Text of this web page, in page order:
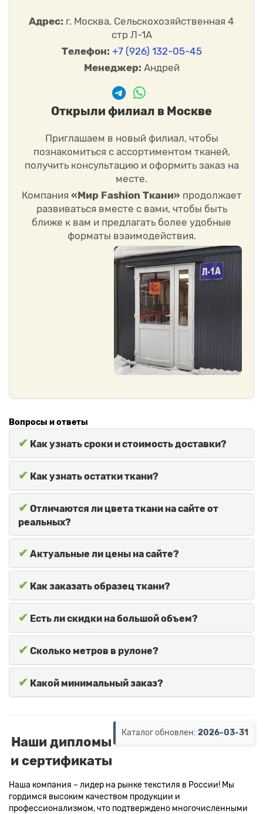
Адрес: г. Москва, Сельскохозяйственная 4
стр Л-1А
Телефон: +7 (926) 132-05-45
Менеджер: Андрей
Открыли филиал в Москве
Приглашаем в новый филиал, чтобы
познакомиться с ассортиментом тканей,
получить консультацию и оформить заказ на
месте.
Компания «Мир Fashion Ткани» продолжает
развиваться вместе с вами, чтобы быть
ближе к вам и предлагать более удобные
форматы взаимодействия.
Вопросы и ответы
✔ Как узнать сроки и стоимость доставки?
✔ Как узнать остатки ткани?
✔ Отличаются ли цвета ткани на сайте от
реальных?
✔ Актуальные ли цены на сайте?
✔ Как заказать образец ткани?
✔ Есть ли скидки на большой объем?
✔ Сколько метров в рулоне?
✔ Какой минимальный заказ?
Каталог обновлен: 2026-03-31
Наши дипломы
и сертификаты
Наша компания – лидер на рынке текстиля в России! Мы
гордимся высоким качеством продукции и
профессионализмом, что подтверждено многочисленными